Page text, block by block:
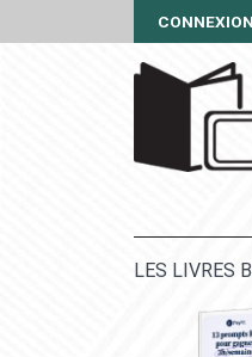
CONNEXION
LES LIVRES